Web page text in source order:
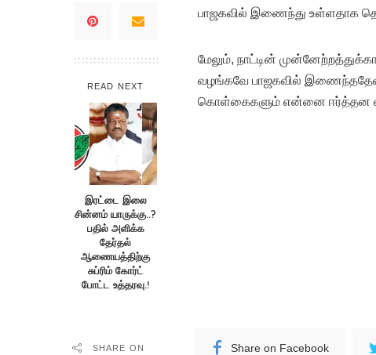
READ NEXT
இரட்டை இலை
சின்னம் யாருக்கு..?
பதில் அளிக்க
தேர்தல்
ஆணையத்திற்கு
சுப்ரிம் கோர்ட்
போட்ட உத்தரவு.!
பாஜகவில் இணைந்து உள்ளதாக
மேலும், நாட்டின்
வழங்கவே பாஜகவில் இணைந்ததேன்
கொள்கைகளும் என்னை ஈர்த்தன
SHARE ON Share on Facebook